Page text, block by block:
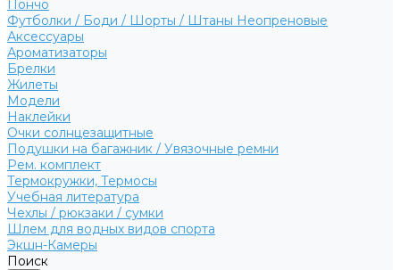
Пончо
Футболки / Боди / Шорты / Штаны Неопреновые
Аксессуары
Ароматизаторы
Брелки
Жилеты
Модели
Наклейки
Очки солнцезащитные
Подушки на багажник / Увязочные ремни
Рем. комплект
Термокружки, Термосы
Учебная литература
Чехлы / рюкзаки / сумки
Шлем для водных видов спорта
Экшн-Камеры
Поиск